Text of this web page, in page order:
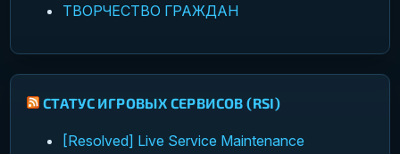
ТВОРЧЕСТВО ГРАЖДАН
СТАТУС ИГРОВЫХ СЕРВИСОВ (RSI)
[Resolved] Live Service Maintenance